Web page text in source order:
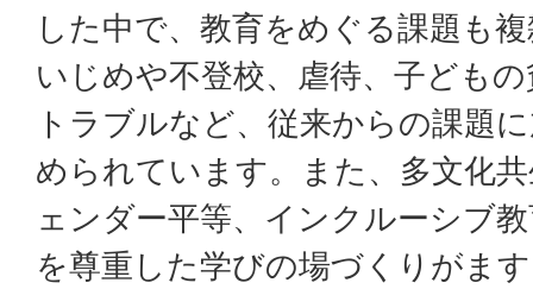
した中で、教育をめぐる課題も
いじめや不登校、虐待、子ども
トラブルなど、従来からの課題
められています。また、多文化
ェンダー平等、インクルーシブ
を尊重した学びの場づくりがま